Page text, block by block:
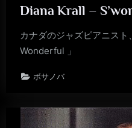
Diana Krall –
カナダのジャズピアニスト
Wonderful 」
ボサノバ